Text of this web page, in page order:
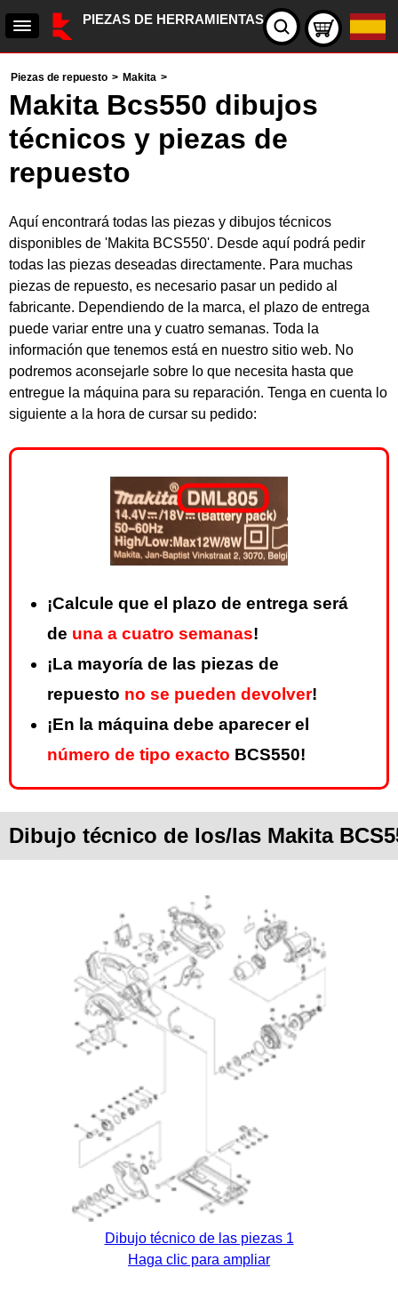
PIEZAS DE HERRAMIENTAS
Piezas de repuesto > Makita >
Makita Bcs550 dibujos
técnicos y piezas de
repuesto
Aquí encontrará todas las piezas y dibujos técnicos
disponibles de 'Makita BCS550'. Desde aquí podrá pedir
todas las piezas deseadas directamente. Para muchas
piezas de repuesto, es necesario pasar un pedido al
fabricante. Dependiendo de la marca, el plazo de entrega
puede variar entre una y cuatro semanas. Toda la
información que tenemos está en nuestro sitio web. No
podremos aconsejarle sobre lo que necesita hasta que
entregue la máquina para su reparación. Tenga en cuenta lo
siguiente a la hora de cursar su pedido:
¡Calcule que el plazo de entrega será
de una a cuatro semanas!
¡La mayoría de las piezas de
repuesto no se pueden devolver!
¡En la máquina debe aparecer el
número de tipo exacto BCS550!
Dibujo técnico de los/las Makita
Dibujo técnico de las piezas 1
Haga clic para ampliar